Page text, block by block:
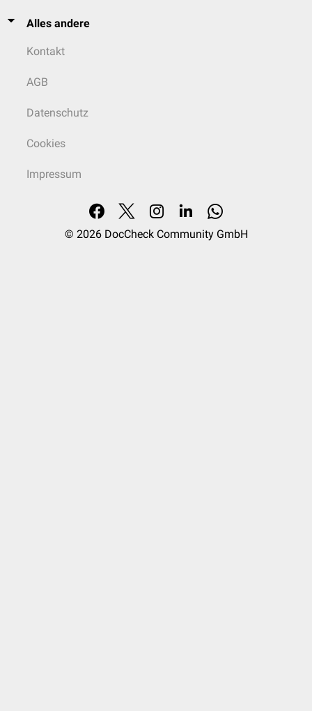
Alles andere
Kontakt
AGB
Datenschutz
Cookies
Impressum
© 2026 DocCheck Community GmbH